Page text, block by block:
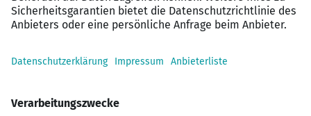
HOCHTIEF ist ein technisch-ausgerichteter, globaler
Positionen in Nordamerika, Australien und Europa und
nachhaltige Infrastruktur.